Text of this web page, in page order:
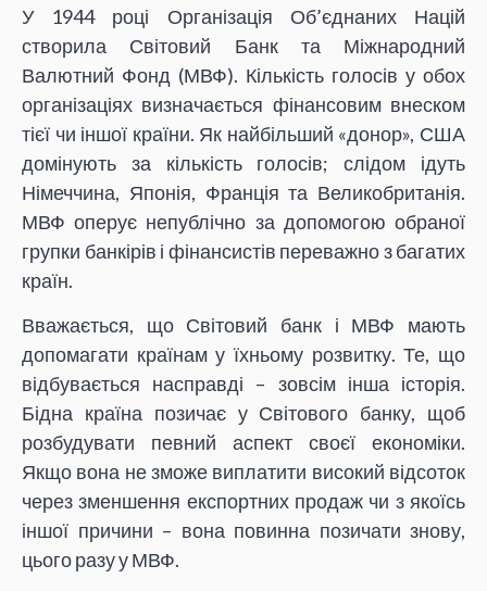
У 1944 році Організація Об’єднаних Націй
створила Світовий Банк та Міжнародний
Валютний Фонд (МВФ). Кількість голосів у обох
організаціях визначається фінансовим внеском
тієї чи іншої країни. Як найбільший «донор», США
домінують за кількість голосів; слідом ідуть
Німеччина, Японія, Франція та Великобританія.
МВФ оперує непублічно за допомогою обраної
групки банкірів і фінансистів переважно з багатих
країн.
Вважається, що Світовий банк і МВФ мають
допомагати країнам у їхньому розвитку. Те, що
відбувається насправді – зовсім інша історія.
Бідна країна позичає у Світового банку, щоб
розбудувати певний аспект своєї економіки.
Якщо вона не зможе виплатити високий відсоток
через зменшення експортних продаж чи з якоїсь
іншої причини – вона повинна позичати знову,
цього разу у МВФ.